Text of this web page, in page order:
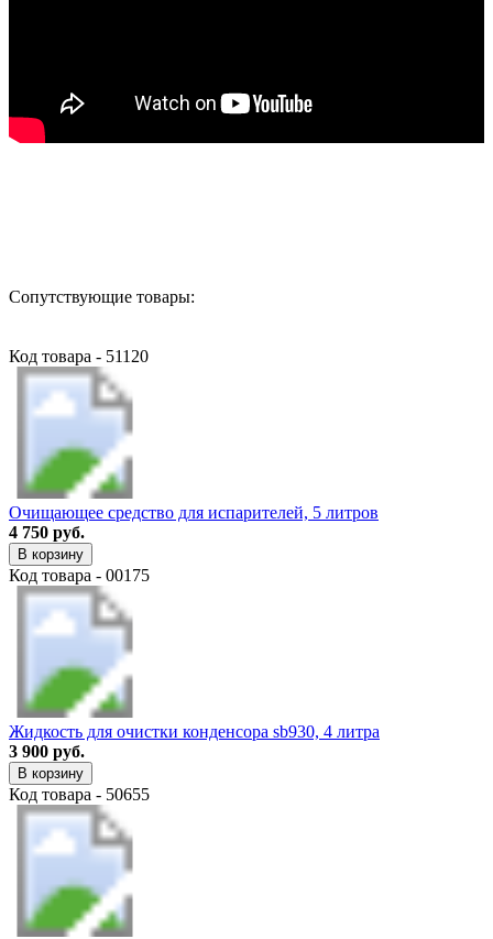
Сопутствующие товары:
Код товара - 51120
Очищающее средство для испарителей, 5 литров
4 750 руб.
В корзину
Код товара - 00175
Жидкость для очистки конденсора sb930, 4 литра
3 900 руб.
В корзину
Код товара - 50655